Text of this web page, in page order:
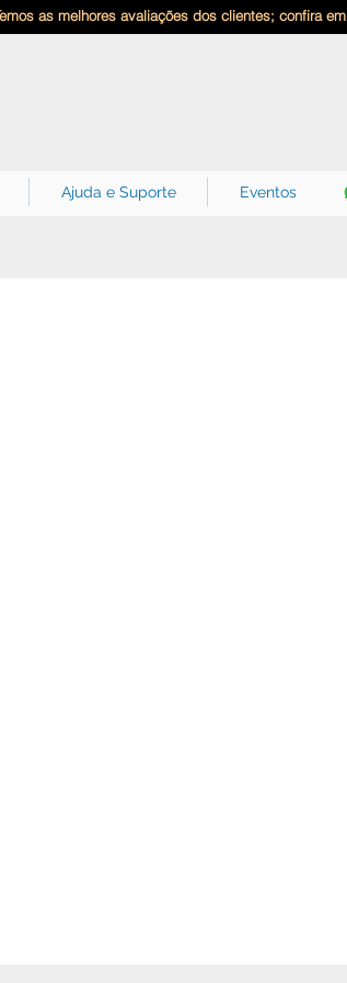
as melhores avaliações dos clientes; confira em
Ajuda e Suporte Eventos